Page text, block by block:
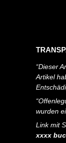
“Dieser
Artikel
wurden
Link mit
xxxx